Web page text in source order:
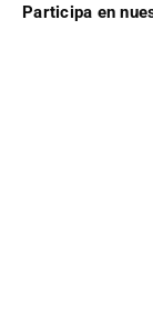
Participa en